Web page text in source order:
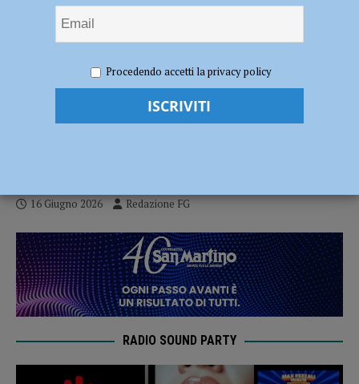
prestigioso incarico per l’imprenditrice piacentina Federica Bussandri
Camera di commercio, prestigioso
16 Giugno 2026 Redazione FG
RADIO SOUND PARTY
Procedendo accetti la privacy policy